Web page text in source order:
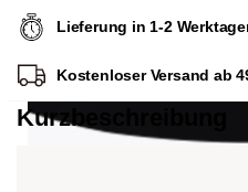
Lieferung in 1-2
Kostenloser Versand ab
Kurzbeschreibung